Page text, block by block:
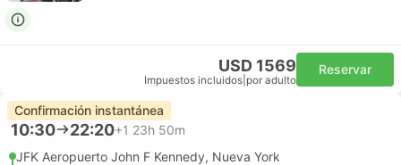
USD 1569
Impuestos incluidos por adulto
Reservar
Confirmación instantánea
10:30 22:20+1 23h 50m
JFK Aeropuerto John F Kennedy, Nueva York